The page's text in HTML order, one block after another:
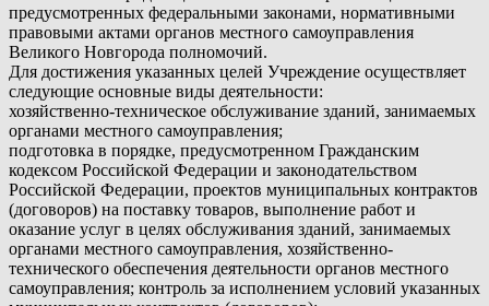
предусмотренных федеральными законами, нормативными
правовыми актами органов местного самоуправления
Великого Новгорода полномочий.
Для достижения указанных целей Учреждение осуществляет
следующие основные виды деятельности:
хозяйственно-техническое обслуживание зданий, занимаемых
органами местного самоуправления;
подготовка в порядке, предусмотренном Гражданским
кодексом Российской Федерации и законодательством
Российской Федерации, проектов муниципальных контрактов
(договоров) на поставку товаров, выполнение работ и
оказание услуг в целях обслуживания зданий, занимаемых
органами местного самоуправления, хозяйственно-
технического обеспечения деятельности органов местного
самоуправления; контроль за исполнением условий указанных